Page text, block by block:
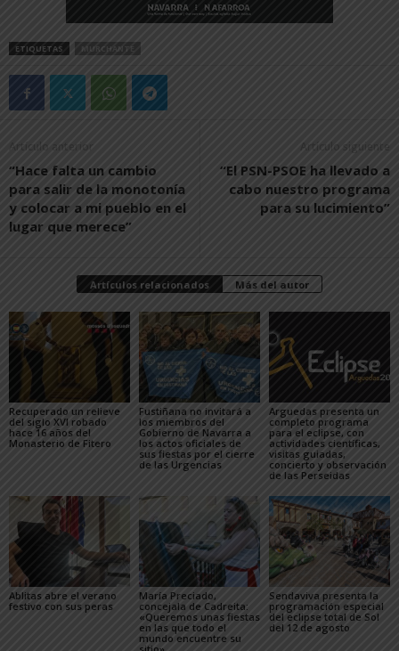
ETIQUETAS MURCHANTE
Artículo anterior
“Hace falta un cambio
para salir de la monotonía
y colocar a mi pueblo en el
lugar que merece”
Artículo siguiente
“El PSN-PSOE ha llevado a
cabo nuestro programa
para su lucimiento”
Artículos relacionados Más del autor
Recuperado un relieve
del siglo XVI robado
hace 16 años del
Monasterio de Fitero
Fustiñana no invitará a
los miembros del
Gobierno de Navarra a
los actos oficiales de
sus fiestas por el cierre
de las Urgencias
Arguedas presenta un
completo programa
para el eclipse, con
actividades científicas,
visitas guiadas,
concierto y observación
de las Perseidas
Ablitas abre el verano
festivo con sus peras
María Preciado,
concejala de Cadreita:
«Queremos unas fiestas
en las que todo el
mundo encuentre su
Sendaviva presenta la
programación especial
del eclipse total de Sol
del 12 de agosto